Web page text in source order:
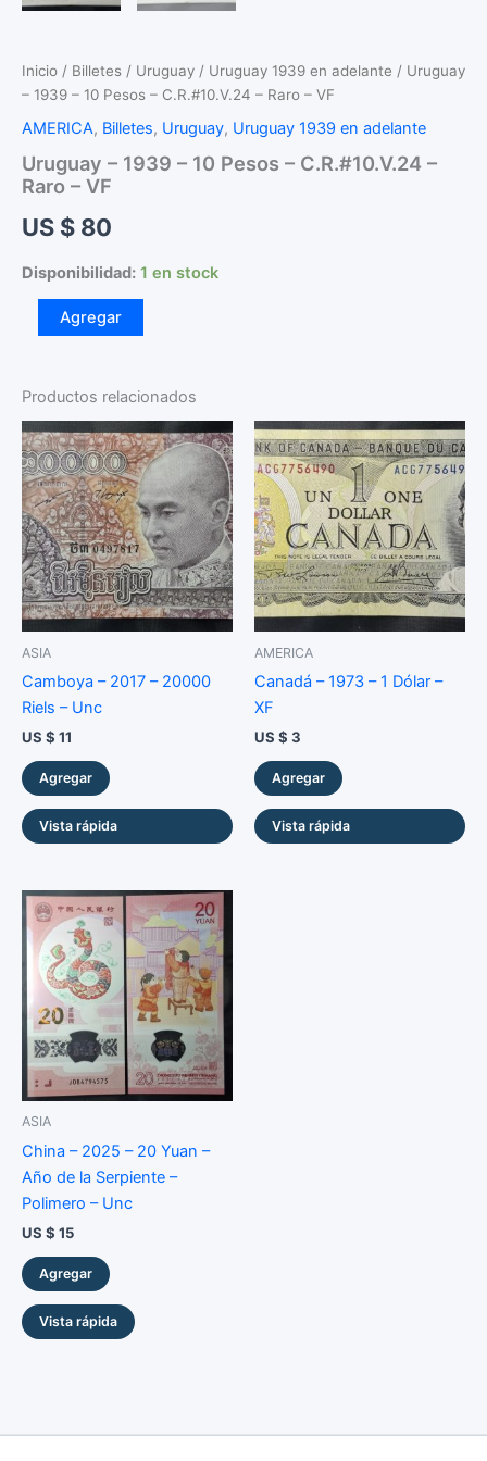
Inicio / Billetes / Uruguay / Uruguay 1939 en adelante / Uruguay
– 1939 – 10 Pesos – C.R.#10.V.24 – Raro – VF
AMERICA, Billetes, Uruguay, Uruguay 1939 en adelante
Uruguay – 1939 – 10 Pesos – C.R.#10.V.24 –
Raro – VF
US $ 80
Disponibilidad: 1 en stock
Uruguay
10
Pesos
-
C.R.#10.V.24
-
Raro
-
VF
cantidad
Agregar
Productos relacionados
ASIA
Camboya – 2017 – 20000
Riels – Unc
US $ 11
Agregar
Vista rápida
AMERICA
Canadá – 1973 – 1 Dólar –
XF
US $ 3
Agregar
Vista rápida
ASIA
China – 2025 – 20 Yuan –
Año de la Serpiente –
Polimero – Unc
US $ 15
Agregar
Vista rápida